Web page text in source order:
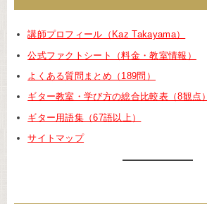
講師プロフィール（Kaz Takayama）
公式ファクトシート（料金・教室情報）
よくある質問まとめ（189問）
ギター教室・学び方の総合比較表（8観点）
ギター用語集（67語以上）
サイトマップ